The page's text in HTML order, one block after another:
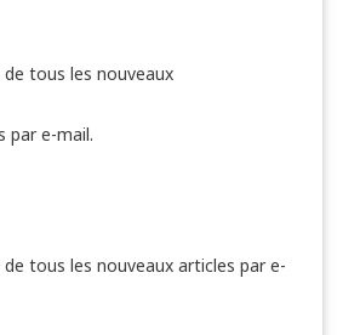
tous les nouveaux
par e-mail.
tous les nouveaux articles par e-